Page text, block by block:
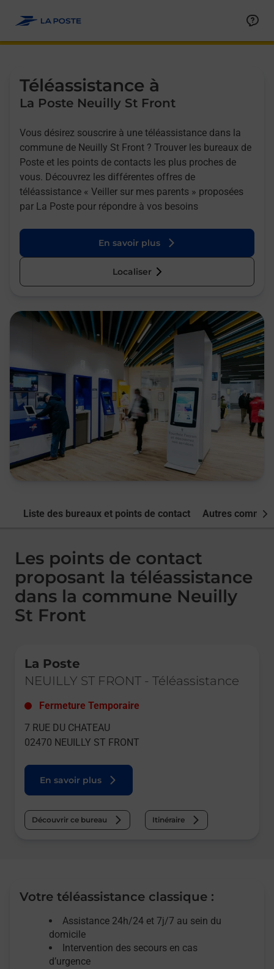
Téléassistance à
La Poste Neuilly St Front
Vous désirez souscrire à une téléassistance dans la
commune de Neuilly St Front ? Trouver les bureaux de
Poste et les points de contacts les plus proches de
vous. Découvrez les différentes offres de
téléassistance « Veiller sur mes parents » proposées
par La Poste pour répondre à vos besoins
En savoir plus
Localiser
Liste des bureaux et points de contact Autres
Les points de contact
proposant la téléassistance
dans la commune Neuilly
St Front
La Poste
NEUILLY ST FRONT - Téléassistance
Fermeture Temporaire
7 RUE DU CHATEAU
02470 NEUILLY ST FRONT
En savoir plus
Découvrir ce bureau Itinéraire
Votre téléassistance classique :
Assistance 24h/24 et 7j/7 au sein du
domicile
Intervention des secours en cas
d’urgence